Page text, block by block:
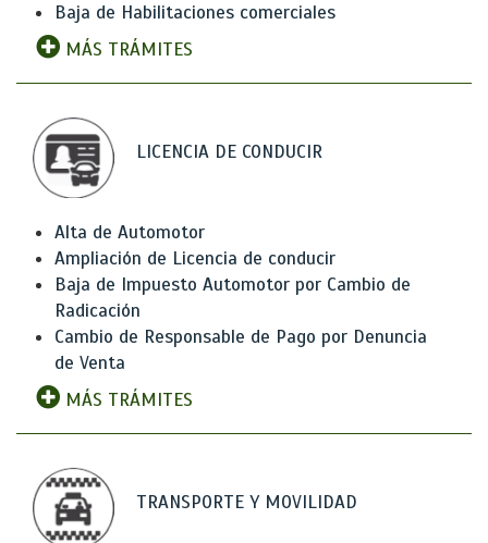
Baja de Habilitaciones comerciales
MÁS TRÁMITES
LICENCIA DE CONDUCIR
Alta de Automotor
Ampliación de Licencia de conducir
Baja de Impuesto Automotor por Cambio de
Radicación
Cambio de Responsable de Pago por Denuncia
de Venta
MÁS TRÁMITES
TRANSPORTE Y MOVILIDAD